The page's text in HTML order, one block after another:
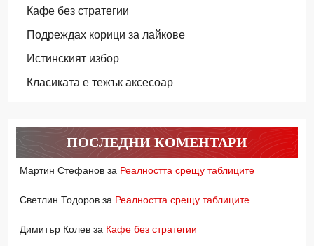
Кафе без стратегии
Подреждах корици за лайкове
Истинският избор
Класиката е тежък аксесоар
ПОСЛЕДНИ КОМЕНТАРИ
Мартин Стефанов за Реалността срещу таблиците
Светлин Тодоров за Реалността срещу таблиците
Димитър Колев за Кафе без стратегии